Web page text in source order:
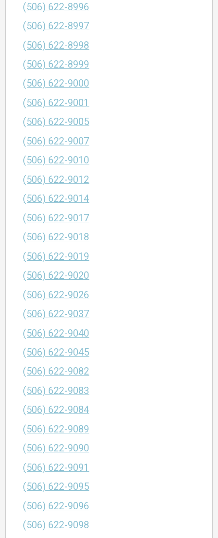
(506) 622-8996
(506) 622-8997
(506) 622-8998
(506) 622-8999
(506) 622-9000
(506) 622-9001
(506) 622-9005
(506) 622-9007
(506) 622-9010
(506) 622-9012
(506) 622-9014
(506) 622-9017
(506) 622-9018
(506) 622-9019
(506) 622-9020
(506) 622-9026
(506) 622-9037
(506) 622-9040
(506) 622-9045
(506) 622-9082
(506) 622-9083
(506) 622-9084
(506) 622-9089
(506) 622-9090
(506) 622-9091
(506) 622-9095
(506) 622-9096
(506) 622-9098